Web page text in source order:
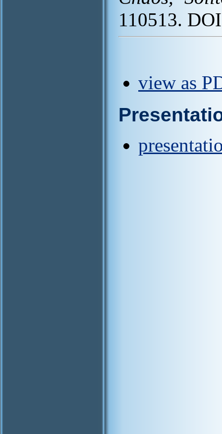
110513.
view as